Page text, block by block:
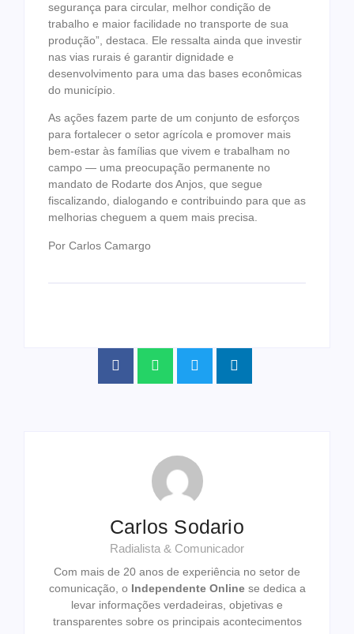
segurança para circular, melhor condição de
trabalho e maior facilidade no transporte de sua
produção”, destaca. Ele ressalta ainda que investir
nas vias rurais é garantir dignidade e
desenvolvimento para uma das bases econômicas
do município.
As ações fazem parte de um conjunto de esforços
para fortalecer o setor agrícola e promover mais
bem-estar às famílias que vivem e trabalham no
campo — uma preocupação permanente no
mandato de Rodarte dos Anjos, que segue
fiscalizando, dialogando e contribuindo para que as
melhorias cheguem a quem mais precisa.
Por Carlos Camargo
Carlos Sodario
Radialista & Comunicador
Com mais de 20 anos de experiência no setor de
comunicação, o Independente Onlinese dedica a
levar informações verdadeiras, objetivas e
transparentes sobre os principais acontecimentos